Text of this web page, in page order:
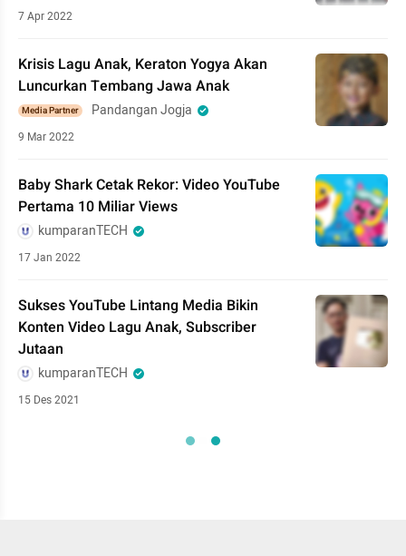
7 Apr 2022
Krisis Lagu Anak, Keraton Yogya Akan
Luncurkan Tembang Jawa Anak
Media Partner Pandangan Jogja
9 Mar 2022
Baby Shark Cetak Rekor: Video YouTube
Pertama 10 Miliar Views
kumparanTECH
17 Jan 2022
Sukses YouTube Lintang Media Bikin
Konten Video Lagu Anak, Subscriber
Jutaan
kumparanTECH
15 Des 2021